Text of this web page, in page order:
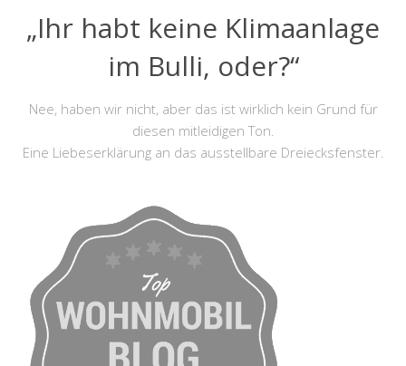
„Ihr habt keine Klimaanlage
im Bulli, oder?“
Nee, haben wir nicht, aber das ist wirklich kein Grund für
diesen mitleidigen Ton.
Eine Liebeserklärung an das ausstellbare Dreiecksfenster.